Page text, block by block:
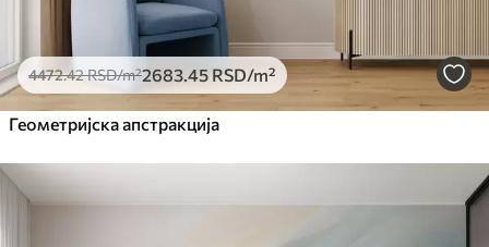
4472.42RSD/m²2683 .45 RSD/m²
Геометријска апстракција